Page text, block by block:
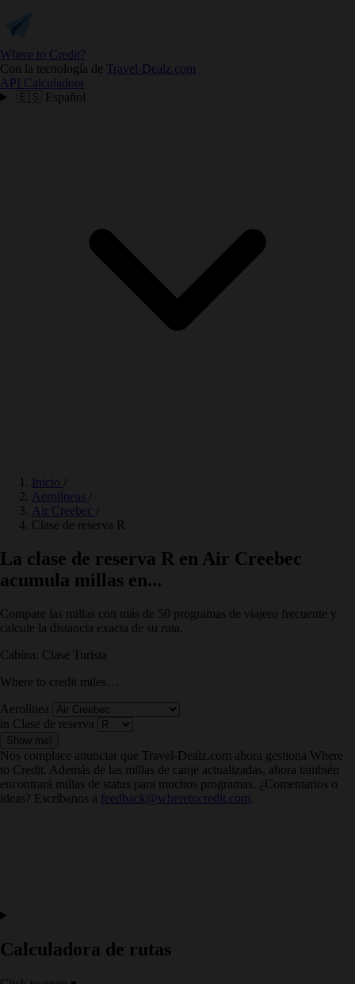
Where to Credit?
Con la tecnología de Travel-Dealz.com
API Calculadora
🇪🇸 Español
Inicio
Aerolíneas
Air Creebec
Clase de reserva R
La clase de reserva R en Air Creebec
acumula millas en...
Compare las millas con más de 50 programas de viajero frecuente y
calcule la distancia exacta de su ruta.
Cabina: Clase Turista
Where to credit miles…
Aerolínea
in Clase de reserva
Show me!
Nos complace anunciar que Travel-Dealz.com ahora gestiona Where
to Credit. Además de las millas de canje actualizadas, ahora también
encontrará millas de status para muchos programas. ¿Comentarios o
ideas? Escríbanos a feedback@wheretocredit.com
Calculadora de rutas